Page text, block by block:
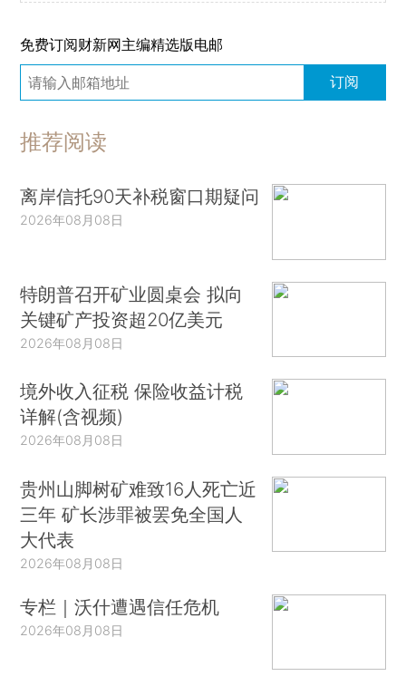
免费订阅财新网主编精选版电邮
订阅
推荐阅读
离岸信托90天补税窗口期疑问
2026年08月08日
特朗普召开矿业圆桌会 拟向
关键矿产投资超20亿美元
2026年08月08日
境外收入征税 保险收益计税
详解(含视频)
2026年08月08日
贵州山脚树矿难致16人死亡近
三年 矿长涉罪被罢免全国人
大代表
2026年08月08日
专栏｜沃什遭遇信任危机
2026年08月08日